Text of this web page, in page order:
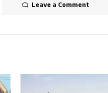
Leave a Comment